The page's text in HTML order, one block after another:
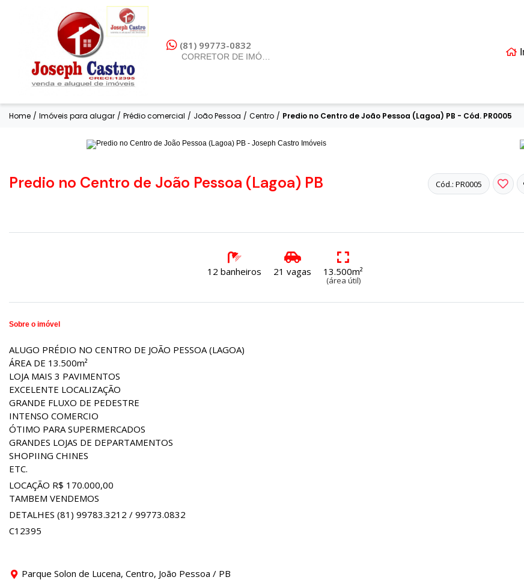
(81) 99773-0832
Home / Imóveis para alugar / Prédio comercial / João Pessoa / Centro / Predio no Centro de João Pessoa (Lagoa) PB - Cód. PR0005
Cód.: PR0005
Predio no Centro de João Pessoa (Lagoa) PB
12 banheiros 21 vagas 13.500m²
(área útil)
Sobre o imóvel
ALUGO PRÉDIO NO CENTRO DE JOÃO PESSOA (LAGOA)
ÁREA DE 13.500m²
LOJA MAIS 3 PAVIMENTOS
EXCELENTE LOCALIZAÇÃO
GRANDE FLUXO DE PEDESTRE
INTENSO COMERCIO
ÓTIMO PARA SUPERMERCADOS
GRANDES LOJAS DE DEPARTAMENTOS
SHOPIING CHINES
ETC.
LOCAÇÃO R$ 170.000,00
TAMBEM VENDEMOS
DETALHES (81) 99783.3212 / 99773.0832
C12395
Parque Solon de Lucena, Centro, João Pessoa / PB